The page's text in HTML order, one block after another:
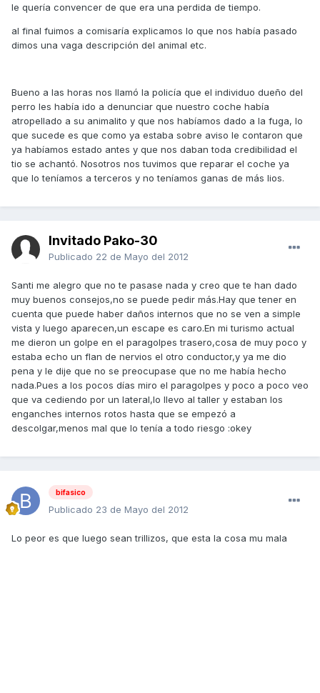
le quería convencer de que era una perdida de tiempo.
al final fuimos a comisaría explicamos lo que nos había pasado
dimos una vaga descripción del animal etc.
Bueno a las horas nos llamó la policía que el individuo dueño del
perro les había ido a denunciar que nuestro coche había
atropellado a su animalito y que nos habíamos dado a la fuga, lo
que sucede es que como ya estaba sobre aviso le contaron que
ya habíamos estado antes y que nos daban toda credibilidad el
tio se achantó. Nosotros nos tuvimos que reparar el coche ya
que lo teníamos a terceros y no teníamos ganas de más lios.
Invitado Pako-30
Publicado 22 de Mayo del 2012
Santi me alegro que no te pasase nada y creo que te han dado
muy buenos consejos,no se puede pedir más.Hay que tener en
cuenta que puede haber daños internos que no se ven a simple
vista y luego aparecen,un escape es caro.En mi turismo actual
me dieron un golpe en el paragolpes trasero,cosa de muy poco y
estaba echo un flan de nervios el otro conductor,y ya me dio
pena y le dije que no se preocupase que no me había hecho
nada.Pues a los pocos días miro el paragolpes y poco a poco veo
que va cediendo por un lateral,lo llevo al taller y estaban los
enganches internos rotos hasta que se empezó a
descolgar,menos mal que lo tenía a todo riesgo :okey
bifasico
Publicado 23 de Mayo del 2012
Lo peor es que luego sean trillizos, que esta la cosa mu mala